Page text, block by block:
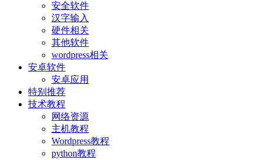
安全软件
汉字输入
硬件相关
其他软件
wordpress相关
安卓软件
安卓应用
特别推荐
技术教程
网络资源
主机教程
Wordpress教程
python教程